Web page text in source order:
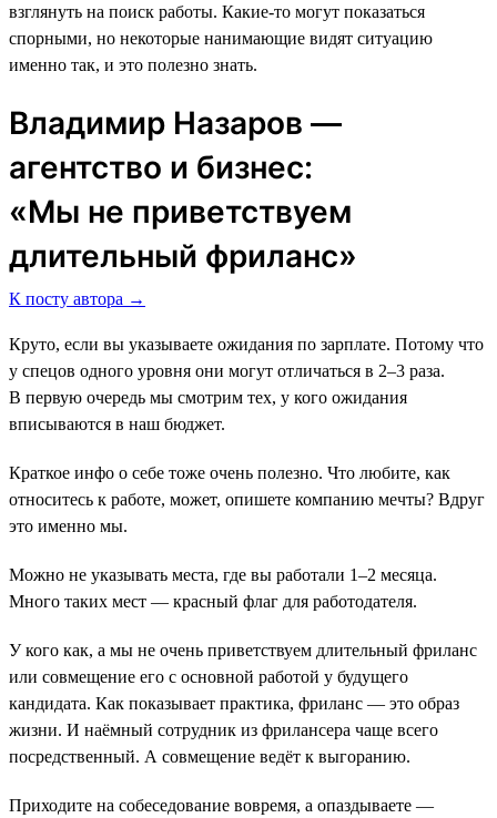
взглянуть на поиск работы. Какие-то могут показаться
спорными, но некоторые нанимающие видят ситуацию
именно так, и это полезно знать.
Владимир Назаров —
агентство и бизнес:
«Мы не приветствуем
длительный фриланс»
К посту автора →
Круто, если вы указываете ожидания по зарплате. Потому что
у спецов одного уровня они могут отличаться в 2–3 раза.
В первую очередь мы смотрим тех, у кого ожидания
вписываются в наш бюджет.
Краткое инфо о себе тоже очень полезно. Что любите, как
относитесь к работе, может, опишете компанию мечты? Вдруг
это именно мы.
Можно не указывать места, где вы работали 1–2 месяца.
Много таких мест ― красный флаг для работодателя.
У кого как, а мы не очень приветствуем длительный фриланс
или совмещение его с основной работой у будущего
кандидата. Как показывает практика, фриланс ― это образ
жизни. И наёмный сотрудник из фрилансера чаще всего
посредственный. А совмещение ведёт к выгоранию.
Приходите на собеседование вовремя, а опаздываете ―